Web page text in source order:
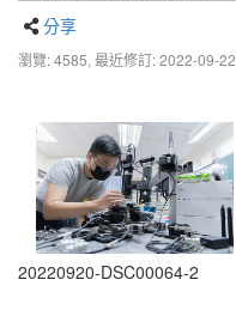
分享
瀏覽: 4585, 最近修訂: 2022-09-22
20220920-DSC00064-2